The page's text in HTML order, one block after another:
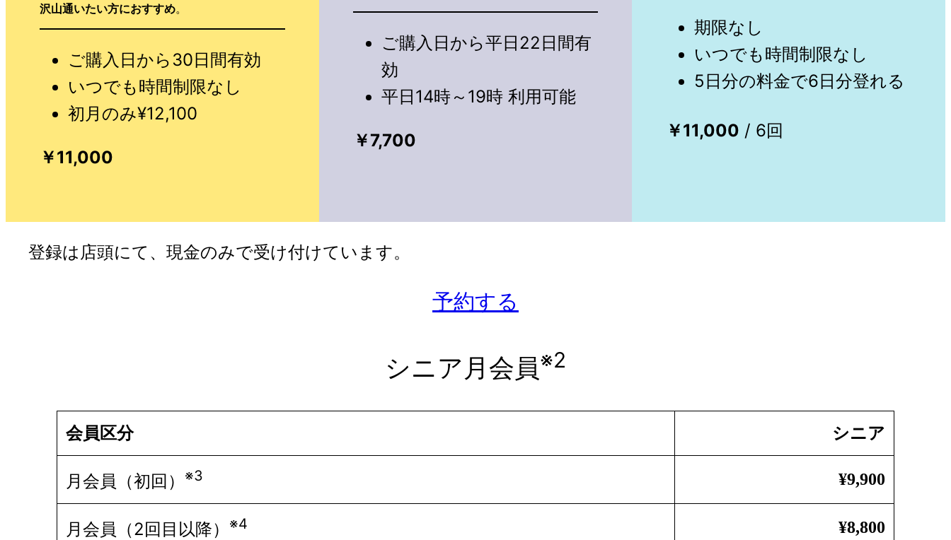
沢山通いたい方におすすめ。
ご購入日から30日間有効
いつでも時間制限なし
初月のみ¥12,100
￥11,000
ご購入日から平日22日間有
効
平日14時～19時 利用可能
￥7,700
期限なし
いつでも時間制限なし
5日分の料金で6日分登れる
￥11,000 / 6回
登録は店頭にて、現金のみで受け付けています。
予約する
シニア月会員※2
会員区分 シニア
月会員（初回） ※3 ¥9,900
月会員（2回目以降） ※4 ¥8,800